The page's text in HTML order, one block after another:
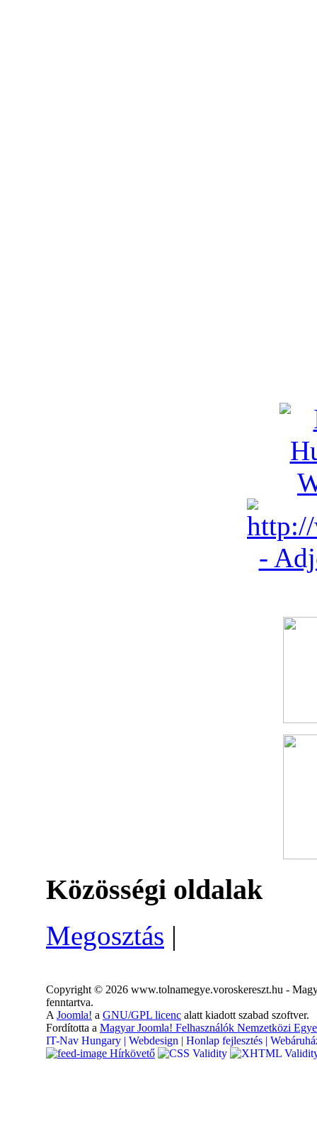
Közösségi oldalak
Megosztás |
Copyright © 2026 www.tolnamegye.voroskereszt.hu -
fenntartva.
A Joomla! a GNU/GPL licenc alatt kiadott szabad szoftver.
Fordította a Magyar Joomla! Felhasználók Nemzetközi
IT-Nav Hungary | Webdesign | Honlap fejlesztés |
Hírkövető